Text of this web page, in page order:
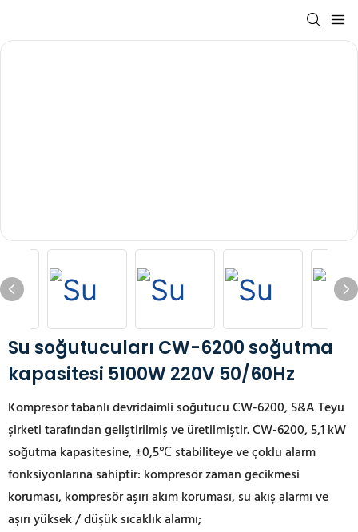
Su soğutucuları CW-6200 soğutma
kapasitesi 5100W 220V 50/60Hz
Kompresör tabanlı devridaimli soğutucu CW-6200, S&A Teyu
şirketi tarafından geliştirilmiş ve üretilmiştir. CW-6200, 5,1 kW
soğutma kapasitesine, ±0,5℃ stabiliteye ve çoklu alarm
fonksiyonlarına sahiptir: kompresör zaman gecikmesi
koruması, kompresör aşırı akım koruması, su akış alarmı ve
aşırı yüksek / düşük sıcaklık alarmı;